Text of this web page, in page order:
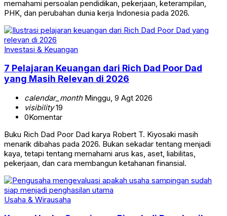
memahami persoalan pendidikan, pekerjaan, keterampilan,
PHK, dan perubahan dunia kerja Indonesia pada 2026.
Investasi & Keuangan
7 Pelajaran Keuangan dari Rich Dad Poor Dad
yang Masih Relevan di 2026
calendar_monthMinggu, 9 Agt 2026
visibility19
0Komentar
Buku Rich Dad Poor Dad karya Robert T. Kiyosaki masih
menarik dibahas pada 2026. Bukan sekadar tentang menjadi
kaya, tetapi tentang memahami arus kas, aset, liabilitas,
pekerjaan, dan cara membangun ketahanan finansial.
Usaha & Wirausaha